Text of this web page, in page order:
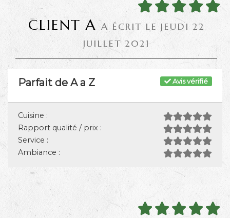
CLIENT A A ÉCRIT LE JEUDI 22
JUILLET 2021
Avis vérifié
Parfait de A a Z
Cuisine :
Rapport qualité / prix :
Service :
Ambiance :